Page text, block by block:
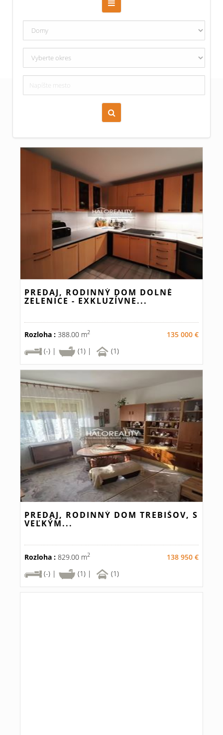
Zoraď podľa času pridania
PREDAJ, RODINNÝ DOM DOLNÉ
ZELENICE - EXKLUZÍVNE...
Rozloha : 388.00 m2
135 000 €
(-) |
(1) | (1)
PREDAJ, RODINNÝ DOM TREBIŠOV, S
VEĽKÝM...
Rozloha : 829.00 m2
138 950 €
(-) |
(1) | (1)